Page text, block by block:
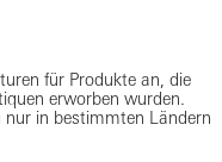
für Produkte an, die
erworben wurden.
nur in bestimmten Ländern